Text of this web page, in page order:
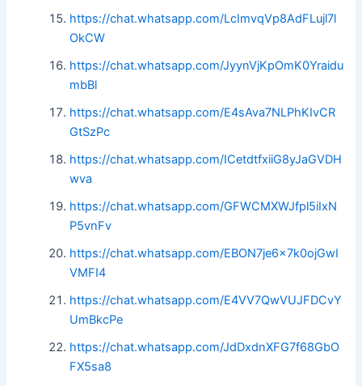
https://chat.whatsapp.com/LcImvqVp8AdFLujl7l
OkCW
https://chat.whatsapp.com/JyynVjKpOmK0Yraidu
mbBl
https://chat.whatsapp.com/E4sAva7NLPhKIvCR
GtSzPc
https://chat.whatsapp.com/ICetdtfxiiG8yJaGVDH
wva
https://chat.whatsapp.com/GFWCMXWJfpl5iIxN
P5vnFv
https://chat.whatsapp.com/EBON7je6x7k0ojGwI
VMFI4
https://chat.whatsapp.com/E4VV7QwVUJFDCvY
UmBkcPe
https://chat.whatsapp.com/JdDxdnXFG7f68GbO
FX5sa8